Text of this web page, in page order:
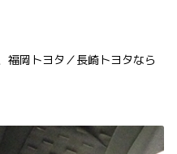
福岡トヨタ／長崎トヨタなら